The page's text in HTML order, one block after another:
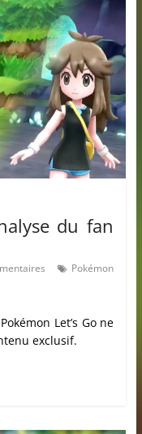
du fan
Pokémon
Let’s Go ne
exclusif.